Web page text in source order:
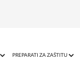
PREPARATI ZA ZAŠTITU